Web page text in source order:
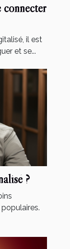
connecter
il est
et se...
?